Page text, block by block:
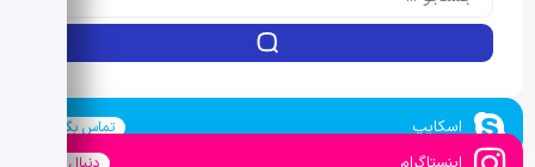
اسکایپ تماس بگیرید